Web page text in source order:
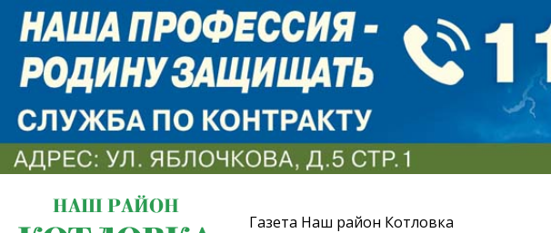
Газета Наш район Котловка